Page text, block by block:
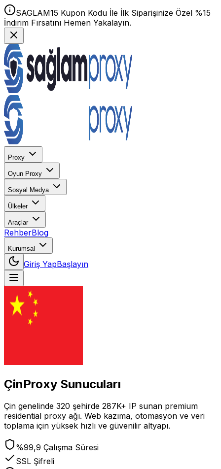
SAGLAM15 Kupon Kodu İle İlk Siparişinize Özel %15
İndirim Fırsatını Hemen Yakalayın.
Proxy
Oyun Proxy
Sosyal Medya
Ülkeler
Araçlar
RehberBlog
Kurumsal
Giriş YapBaşlayın
ÇinProxy Sunucuları
Çin genelinde 320 şehirde 287K+ IP sunan premium
residential proxy ağı. Web kazıma, otomasyon ve veri
toplama için yüksek hızlı ve güvenilir altyapı.
%99,9 Çalışma Süresi
SSL Şifreli